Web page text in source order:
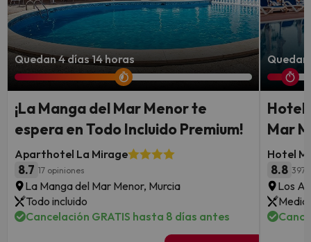
Quedan 4 días 14 horas
¡La Manga del Mar Menor te
espera en Todo Incluido Premium!
Aparthotel La Mirage
8.7 17 opiniones
La Manga del Mar Menor, Murcia
Todo incluido
Cancelación GRATIS hasta 8 días antes
Hotel
Mar
Hotel
8.8
Los
Media